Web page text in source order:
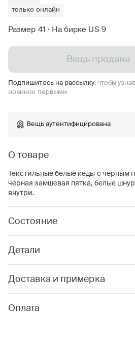
только онлайн
Размер 41 • На бирке US 9
Вещь продана
Подпишитесь на рассылку, чтобы
новинок первыми
Вещь аутентифицирована
О товаре
Текстильные белые кеды с черным
черная замшевая пятка, белые
внутри.
Состояние
Детали
Доставка и примерка
Оплата